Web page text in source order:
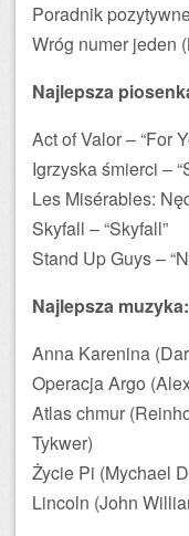
Poradnik
Wróg numer jeden
Najlepsza
Act of Valor – “For
Igrzyska śmierci –
Les Misérables:
Skyfall – “Skyfall”
Stand Up Guys –
Najlepsza muzyka:
Anna Karenina
Operacja Argo
Atlas chmur
Tykwer)
Życie Pi (Mychael
Lincoln (John